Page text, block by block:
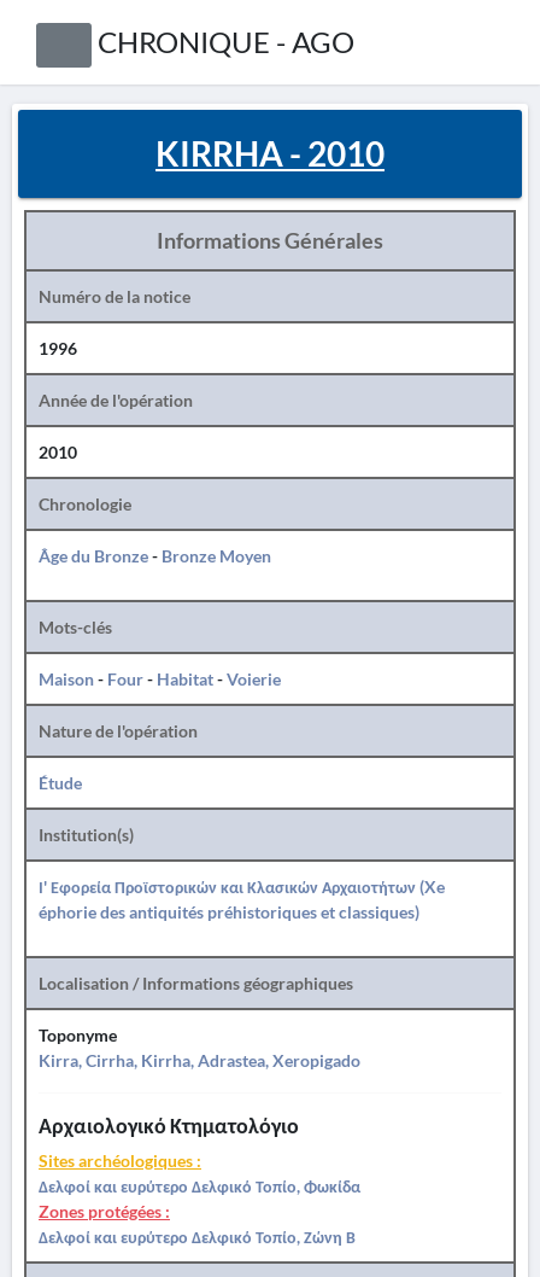
CHRONIQUE - AGO
KIRRHA - 2010
Informations Générales
Numéro de la notice
1996
Année de l'opération
2010
Chronologie
Âge du Bronze- Bronze Moyen
Mots-clés
Maison- Four- Habitat-Voierie
Nature de l'opération
Étude
Institution(s)
Ι' Εφορεία Προϊστορικών και Κλασικών Αρχαιοτήτων (Xe
éphorie des antiquités préhistoriques et classiques)
Localisation / Informations géographiques
Toponyme
Kirra, Cirrha, Kirrha, Adrastea, Xeropigado
Αρχαιολογικό Κτηματολόγιο
Sites archéologiques :
Δελφοί και ευρύτερο Δελφικό Τοπίο, Φωκίδα
Zones protégées :
Δελφοί και ευρύτερο Δελφικό Τοπίο, Ζώνη Β